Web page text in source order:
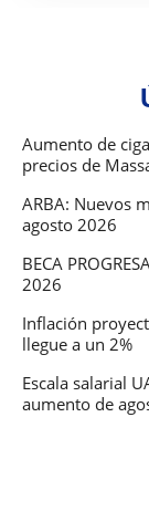
Aumento de
precios de
ARBA: Nuevos
agosto 2026
BECA
2026
Inflación
llegue a un 2%
Escala salarial
aumento de